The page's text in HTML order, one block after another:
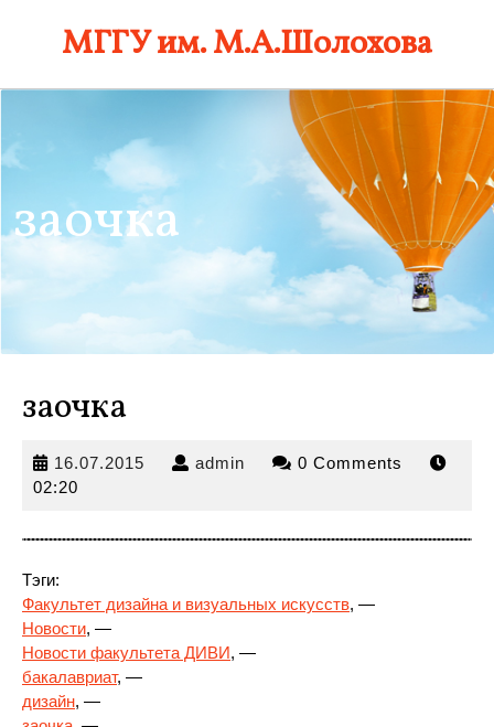
МГГУ им. М.А.Шолохова
заочка
заочка
16.07.2015 16.07.2015
admin admin 0 Comments
02:20
Тэги:
Факультет дизайна и визуальных искусств, —
Новости, —
Новости факультета ДИВИ, —
бакалавриат, —
дизайн, —